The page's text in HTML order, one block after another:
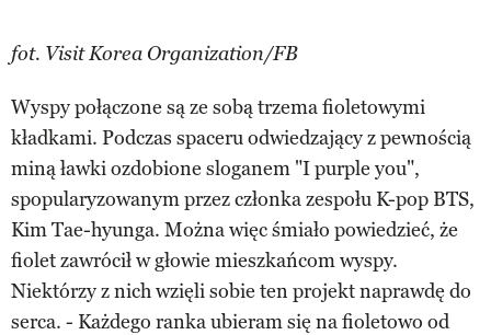
fot. Visit Korea Organization/FB
Wyspy połączone są ze sobą trzema fioletowymi
kładkami. Podczas spaceru odwiedzający z pewnością
miną ławki ozdobione sloganem "I purple you",
spopularyzowanym przez członka zespołu K-pop BTS,
Kim Tae-hyunga. Można więc śmiało powiedzieć, że
fiolet zawrócił w głowie mieszkańcom wyspy.
Niektórzy z nich wzięli sobie ten projekt naprawdę do
serca. - Każdego ranka ubieram się na fioletowo od